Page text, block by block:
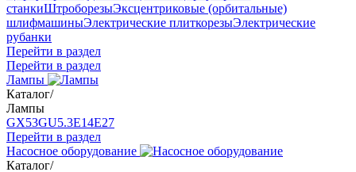
станкиШтроборезыЭксцентриковые (орбитальные)
шлифмашиныЭлектрические плиткорезыЭлектрические
рубанки
Перейти в раздел
Перейти в раздел
Лампы
Каталог/
Лампы
GX53GU5.3Е14Е27
Перейти в раздел
Насосное оборудование
Каталог/